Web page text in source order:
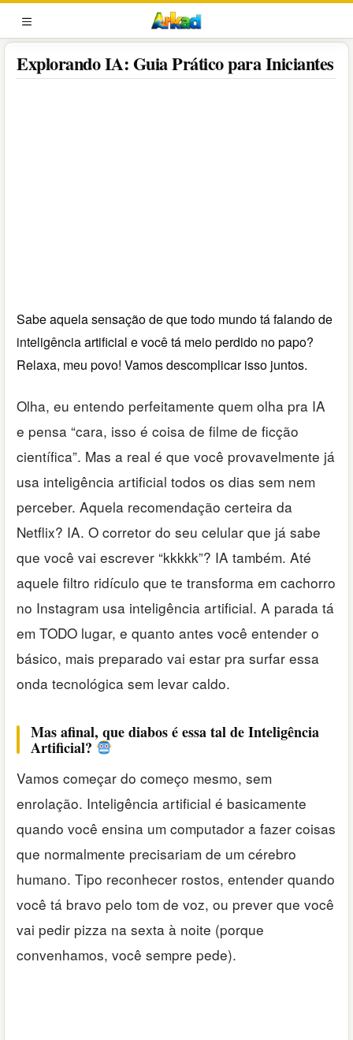
Pular
para
o
conteúdo
MENU
Explorando IA: Guia Prático para Iniciantes
Sabe aquela sensação de que todo mundo tá falando de
inteligência artificial e você tá meio perdido no papo?
Relaxa, meu povo! Vamos descomplicar isso juntos.
Olha, eu entendo perfeitamente quem olha pra IA
e pensa “cara, isso é coisa de filme de ficção
científica”. Mas a real é que você provavelmente já
usa inteligência artificial todos os dias sem nem
perceber. Aquela recomendação certeira da
Netflix? IA. O corretor do seu celular que já sabe
que você vai escrever “kkkkk”? IA também. Até
aquele filtro ridículo que te transforma em cachorro
no Instagram usa inteligência artificial. A parada tá
em TODO lugar, e quanto antes você entender o
básico, mais preparado vai estar pra surfar essa
onda tecnológica sem levar caldo.
Mas afinal, que diabos é essa tal de Inteligência
Artificial?
Vamos começar do começo mesmo, sem
enrolação. Inteligência artificial é basicamente
quando você ensina um computador a fazer coisas
que normalmente precisariam de um cérebro
humano. Tipo reconhecer rostos, entender quando
você tá bravo pelo tom de voz, ou prever que você
vai pedir pizza na sexta à noite (porque
convenhamos, você sempre pede).